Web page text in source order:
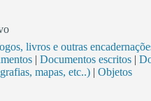
livros e outras
| Documentos escritos|
mapas, etc..)| Objetos